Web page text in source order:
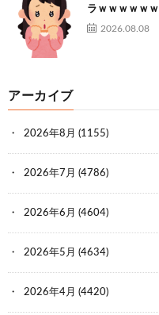
ラｗｗｗｗｗｗ
2026.08.08
アーカイブ
2026年8月 (1155)
2026年7月 (4786)
2026年6月 (4604)
2026年5月 (4634)
2026年4月 (4420)